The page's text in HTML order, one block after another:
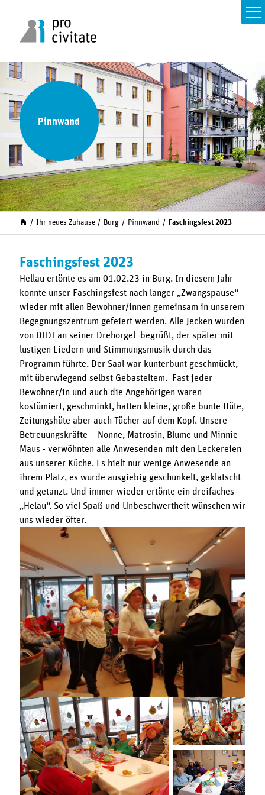
Pinnwand
Ihr neues Zuhause Burg Pinnwand Faschingsfest 2023
Faschingsfest 2023
Hellau ertönte es am 01.02.23 in Burg. In diesem Jahr
konnte unser Faschingsfest nach langer „Zwangspause“
wieder mit allen Bewohner/innen gemeinsam in unserem
Begegnungszentrum gefeiert werden. Alle Jecken wurden
von DIDI an seiner Drehorgel begrüßt, der später mit
lustigen Liedern und Stimmungsmusik durch das
Programm führte. Der Saal war kunterbunt geschmückt,
mit überwiegend selbst Gebasteltem. Fast jeder
Bewohner/in und auch die Angehörigen waren
kostümiert, geschminkt, hatten kleine, große bunte Hüte,
Zeitungshüte aber auch Tücher auf dem Kopf. Unsere
Betreuungskräfte – Nonne, Matrosin, Blume und Minnie
Maus - verwöhnten alle Anwesenden mit den Leckereien
aus unserer Küche. Es hielt nur wenige Anwesende an
ihrem Platz, es wurde ausgiebig geschunkelt, geklatscht
und getanzt. Und immer wieder ertönte ein dreifaches
„Helau“. So viel Spaß und Unbeschwertheit wünschen wir
uns wieder öfter.